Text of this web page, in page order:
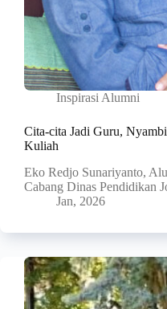
Inspirasi Alumni
Cita-cita Jadi Guru,
Kuliah
Eko Redjo Sunariyanto,
Cabang Dinas Pendidikan
Jan, 2026